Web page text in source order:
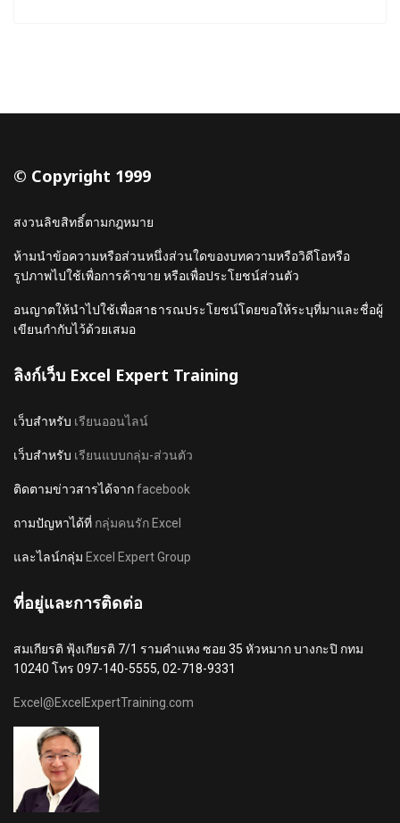
© Copyright 1999
สงวนลิขสิทธิ์ตามกฎหมาย
ห้ามนำข้อความหรือส่วนหนึ่งส่วนใดของบทความหรือวิดีโอหรือ
รูปภาพไปใช้เพื่อการค้าขาย หรือเพื่อประโยชน์ส่วนตัว
อนญาตให้นำไปใช้เพื่อสาธารณประโยชน์โดยขอให้ระบุที่มาและชื่อผู้
เขียนกำกับไว้ด้วยเสมอ
ลิงก์เว็บ Excel Expert Training
เว็บสำหรับ เรียนออนไลน์
เว็บสำหรับ เรียนแบบกลุ่ม-ส่วนตัว
ติดตามข่าวสารได้จากfacebook
ถามปัญหาได้ที่ กลุ่มคนรัก Excel
และไลน์กลุ่ม Excel Expert Group
ที่อยู่และการติดต่อ
สมเกียรติ ฟุ้งเกียรติ 7/1 รามคำแหง ซอย 35 หัวหมาก บางกะปิ กทม
10240 โทร 097-140-5555, 02-718-9331
Excel@ExcelExpertTraining.com